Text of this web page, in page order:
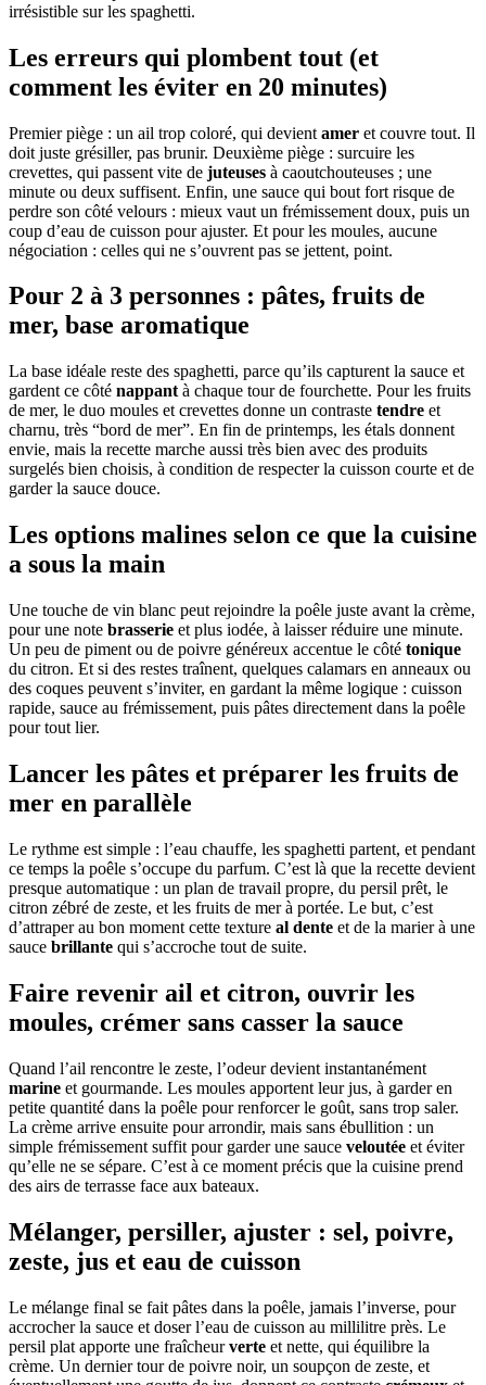
irrésistible sur les spaghetti.
Les erreurs qui plombent tout (et
comment les éviter en 20 minutes)
Premier piège : un ail trop coloré, qui devient amer et couvre tout. Il
doit juste grésiller, pas brunir. Deuxième piège : surcuire les
crevettes, qui passent vite de juteuses à caoutchouteuses ; une
minute ou deux suffisent. Enfin, une sauce qui bout fort risque de
perdre son côté velours : mieux vaut un frémissement doux, puis un
coup d’eau de cuisson pour ajuster. Et pour les moules, aucune
négociation : celles qui ne s’ouvrent pas se jettent, point.
Pour 2 à 3 personnes : pâtes, fruits de
mer, base aromatique
La base idéale reste des spaghetti, parce qu’ils capturent la sauce et
gardent ce côté nappant à chaque tour de fourchette. Pour les fruits
de mer, le duo moules et crevettes donne un contraste tendre et
charnu, très “bord de mer”. En fin de printemps, les étals donnent
envie, mais la recette marche aussi très bien avec des produits
surgelés bien choisis, à condition de respecter la cuisson courte et de
garder la sauce douce.
Les options malines selon ce que la cuisine
a sous la main
Une touche de vin blanc peut rejoindre la poêle juste avant la crème,
pour une note brasserie et plus iodée, à laisser réduire une minute.
Un peu de piment ou de poivre généreux accentue le côté tonique
du citron. Et si des restes traînent, quelques calamars en anneaux ou
des coques peuvent s’inviter, en gardant la même logique : cuisson
rapide, sauce au frémissement, puis pâtes directement dans la poêle
pour tout lier.
Lancer les pâtes et préparer les fruits de
mer en parallèle
Le rythme est simple : l’eau chauffe, les spaghetti partent, et pendant
ce temps la poêle s’occupe du parfum. C’est là que la recette devient
presque automatique : un plan de travail propre, du persil prêt, le
citron zébré de zeste, et les fruits de mer à portée. Le but, c’est
d’attraper au bon moment cette texture al dente et de la marier à une
sauce brillante qui s’accroche tout de suite.
Faire revenir ail et citron, ouvrir les
moules, crémer sans casser la sauce
Quand l’ail rencontre le zeste, l’odeur devient instantanément
marine et gourmande. Les moules apportent leur jus, à garder en
petite quantité dans la poêle pour renforcer le goût, sans trop saler.
La crème arrive ensuite pour arrondir, mais sans ébullition : un
simple frémissement suffit pour garder une sauce veloutée et éviter
qu’elle ne se sépare. C’est à ce moment précis que la cuisine prend
des airs de terrasse face aux bateaux.
Mélanger, persiller, ajuster : sel, poivre,
zeste, jus et eau de cuisson
Le mélange final se fait pâtes dans la poêle, jamais l’inverse, pour
accrocher la sauce et doser l’eau de cuisson au millilitre près. Le
persil plat apporte une fraîcheurverte et nette, qui équilibre la
crème. Un dernier tour de poivre noir, un soupçon de zeste, et